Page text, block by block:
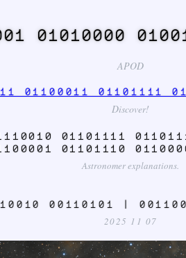
01010000
APOD
01100011 01101111
Discover!
01101111
01101110
Astronomer explanations.
00110101 |
2025 11 07